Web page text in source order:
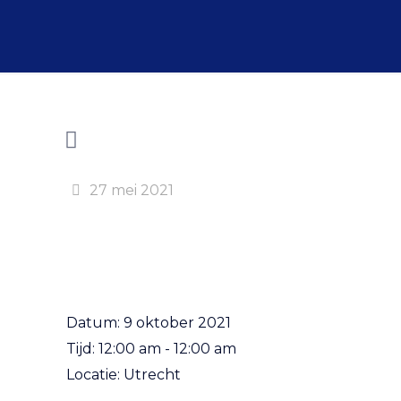
27 mei 2021
Datum:9 oktober 2021
Tijd:12:00 am - 12:00 am
Locatie: Utrecht